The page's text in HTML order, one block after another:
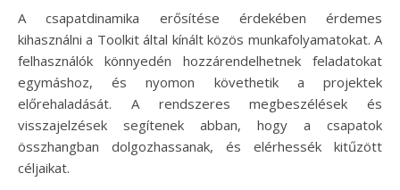
A csapatdinamika erősítése érdekében érdemes
kihasználni a Toolkit által kínált közös munkafolyamatokat. A
felhasználók könnyedén hozzárendelhetnek feladatokat
egymáshoz, és nyomon követhetik a projektek
előrehaladását. A rendszeres megbeszélések és
visszajelzések segítenek abban, hogy a csapatok
összhangban dolgozhassanak, és elérhessék kitűzött
céljaikat.